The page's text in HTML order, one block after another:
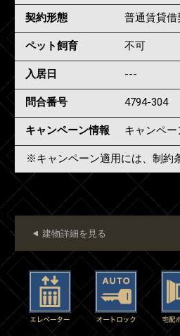
契約形態 普通賃貸借
ペット飼育 不可
入居日 ---
問合番号 4794-304
キャンペーン情報 キャンペ
※キャンペーン適用には、制約
建物詳細を見る